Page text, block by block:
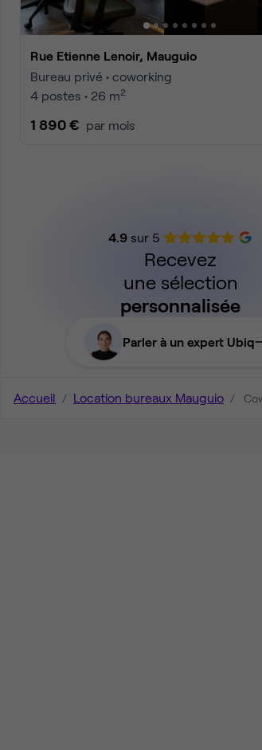
Rue Etienne Lenoir, Mauguio
Bureau privé • coworking
4 postes • 26 m2
1 890 € par mois
4.9 sur 5
Recevez
une sélection
personnalisée
Parler à un expert Ubiq
Accueil Location bureaux Mauguio